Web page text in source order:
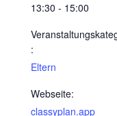
13:30 - 15:00
:
Eltern
Webseite:
classyplan.app